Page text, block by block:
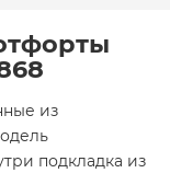
из
подкладка из